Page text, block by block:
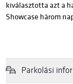
kiválasztotta azt a
Showcase három
Parkolási